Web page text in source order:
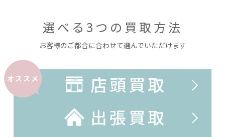
選べる3つの買取方法
お客様のご都合に合わせて選んでいただけます
オススメ
店頭買取
出張買取